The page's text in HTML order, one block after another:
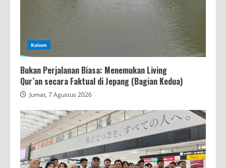
Kolom
Bukan Perjalanan Biasa: Menemukan Living
Qur’an secara Faktual di Jepang (Bagian Kedua)
Jumat, 7 Agustus 2026